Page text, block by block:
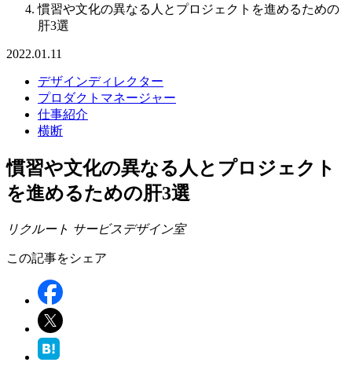
慣習や文化の異なる人とプロジェクトを進めるための
肝3選
2022.01.11
デザインディレクター
プロダクトマネージャー
仕事紹介
横断
慣習や文化の異なる人とプロジェクト
を進めるための肝3選
リクルート サービスデザイン室
この記事をシェア